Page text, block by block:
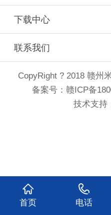
下载中心
联系我们
CopyRight ? 2018 赣州
备案号：赣ICP备
技术支持
首页 电话